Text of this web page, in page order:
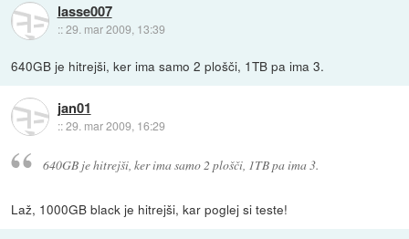
lasse007
::29. mar 2009, 13:39
640GB je hitrejši, ker ima samo 2 plošči, 1TB pa ima 3.
jan01
::29. mar 2009, 16:29
640GB je hitrejši, ker ima samo 2 plošči, 1TB pa ima 3.
Laž, 1000GB black je hitrejši, kar poglej si teste!